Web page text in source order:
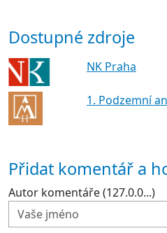
Dostupné zdroje
NK Praha
1. Podzemní
Přidat komentář a
Autor komentáře (127.0.0...)